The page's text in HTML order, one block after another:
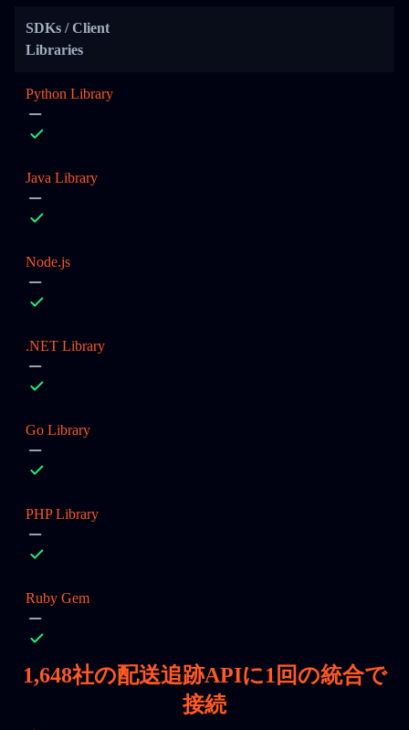
SDKs / Client
Libraries
Python Library
Java Library
Node.js
.NET Library
Go Library
PHP Library
Ruby Gem
1,648社の配送追跡APIに1回の統合で
接続